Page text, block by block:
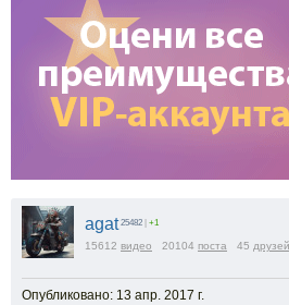
agat 25482 +1
15612 видео 20104 поста 45 друзей
Опубликовано: 13 апр. 2017 г.